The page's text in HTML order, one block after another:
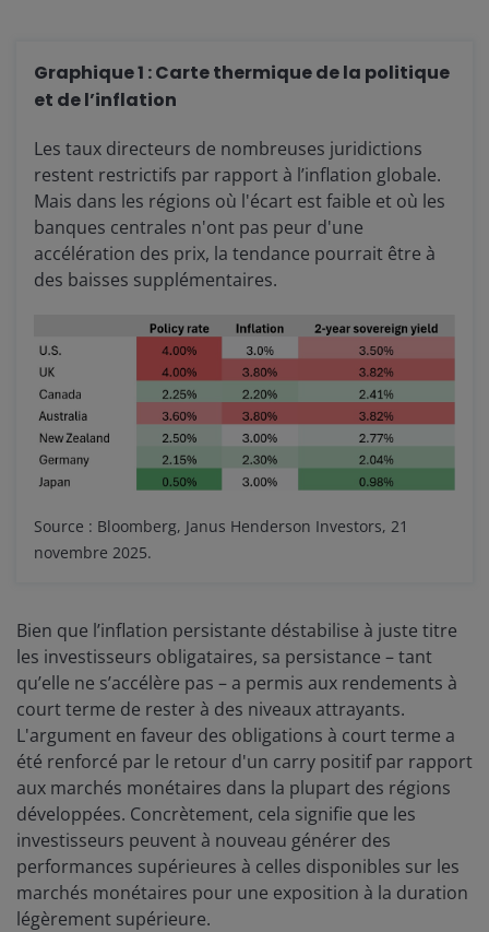
Graphique 1 : Carte thermique de la politique
et de l’inflation
Les taux directeurs de nombreuses juridictions
restent restrictifs par rapport à l’inflation globale.
Mais dans les régions où l'écart est faible et où les
banques centrales n'ont pas peur d'une
accélération des prix, la tendance pourrait être à
des baisses supplémentaires.
Source : Bloomberg, Janus Henderson Investors, 21
novembre 2025.
Bien que l’inflation persistante déstabilise à juste titre
les investisseurs obligataires, sa persistance – tant
qu’elle ne s’accélère pas – a permis aux rendements à
court terme de rester à des niveaux attrayants.
L'argument en faveur des obligations à court terme a
été renforcé par le retour d'un carry positif par rapport
aux marchés monétaires dans la plupart des régions
développées. Concrètement, cela signifie que les
investisseurs peuvent à nouveau générer des
performances supérieures à celles disponibles sur les
marchés monétaires pour une exposition à la duration
légèrement supérieure.